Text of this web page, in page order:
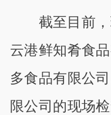
截至目前
云港鲜知肴食
多食品有限公
限公司的现场